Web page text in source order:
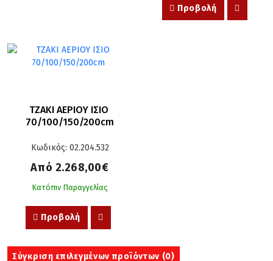
Προβολή
ΤΖΑΚΙ ΑΕΡΙΟΥ ΙΣΙΟ
70/100/150/200cm
Κωδικός: 02.204.532
Από 2.268,00€
Κατόπιν Παραγγελίας
Προβολή
Σύγκριση επιλεγμένων προϊόντων (0)